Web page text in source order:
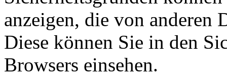
anzeigen, die von anderen
Diese können Sie in den
Browsers einsehen.